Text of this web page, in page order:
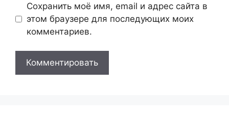
Сохранить моё имя, email и адрес сайта в
этом браузере для последующих моих
комментариев.